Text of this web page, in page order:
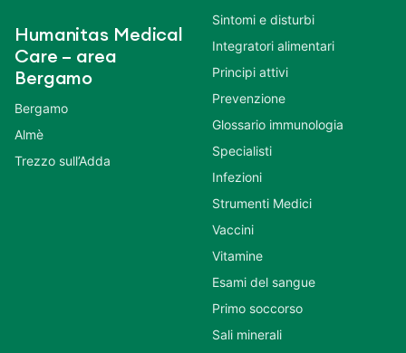
Humanitas Medical
Care – area
Bergamo
Bergamo
Almè
Trezzo sull’Adda
Sintomi e disturbi
Integratori alimentari
Principi attivi
Prevenzione
Glossario immunologia
Specialisti
Infezioni
Strumenti Medici
Vaccini
Vitamine
Esami del sangue
Primo soccorso
Sali minerali